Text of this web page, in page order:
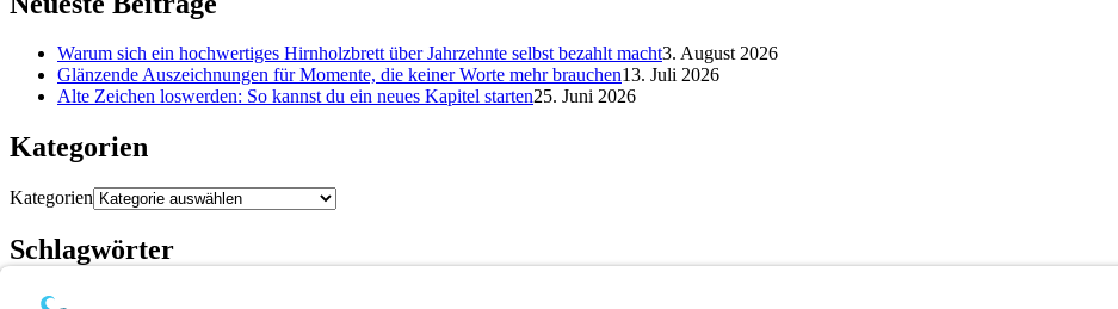
Warum sich ein hochwertiges Hirnholzbrett über Jahrzehnte selbst bezahlt macht3. August 2026
Glänzende Auszeichnungen für Momente, die keiner Worte mehr brauchen13. Juli 2026
Alte Zeichen loswerden: So kannst du ein neues Kapitel starten25. Juni 2026
Kategorien
Kategorien
Schlagwörter